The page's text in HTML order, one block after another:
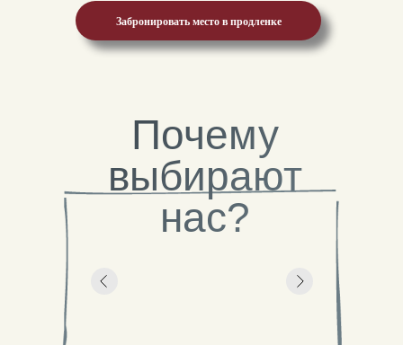
Забронировать место в продленке
Почему
выбирают
нас?